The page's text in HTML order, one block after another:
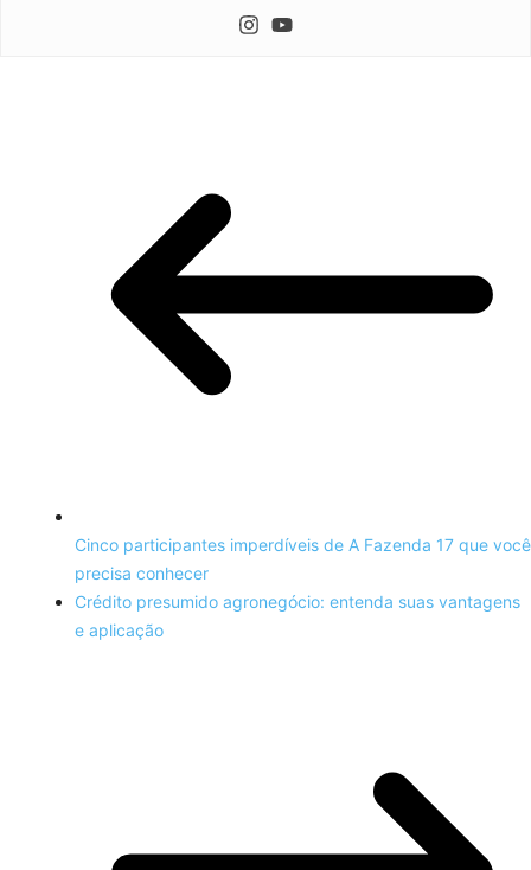
Cinco participantes imperdíveis de A Fazenda 17 que você
precisa conhecer
Crédito presumido agronegócio: entenda suas vantagens
e aplicação